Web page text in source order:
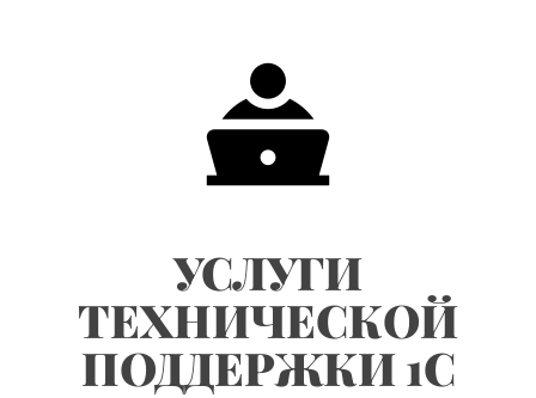
УСЛУГИ
ТЕХНИЧЕСКОЙ
ПОДДЕРЖКИ 1С